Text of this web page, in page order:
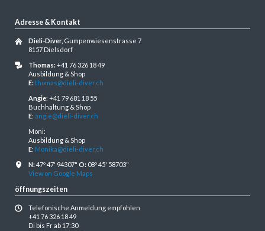
Adresse & Kontakt
Dieli-Diver, Gumpenwiesenstrasse 7
8157 Dielsdorf
Thomas:+41 76 326 18 49
Ausbildung & Shop
E:thomas@dieli-diver.ch
Angie: +41 79 681 18 55
Buchhaltung & Shop
E: angie@dieli-diver.ch
Moni:
Ausbildung & Shop
E: Monika@dieli-diver.ch
N:47º 47' 94307" O:08º 45' 58703"
View on Google Maps
öffnungszeiten
Telefonische Anmeldung empfohlen
+41 76 326 18 49
Di bis Fr ab 17:30